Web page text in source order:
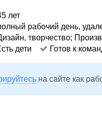
лет
рабочий день,
творчество;
дети Готов к
на сайте как